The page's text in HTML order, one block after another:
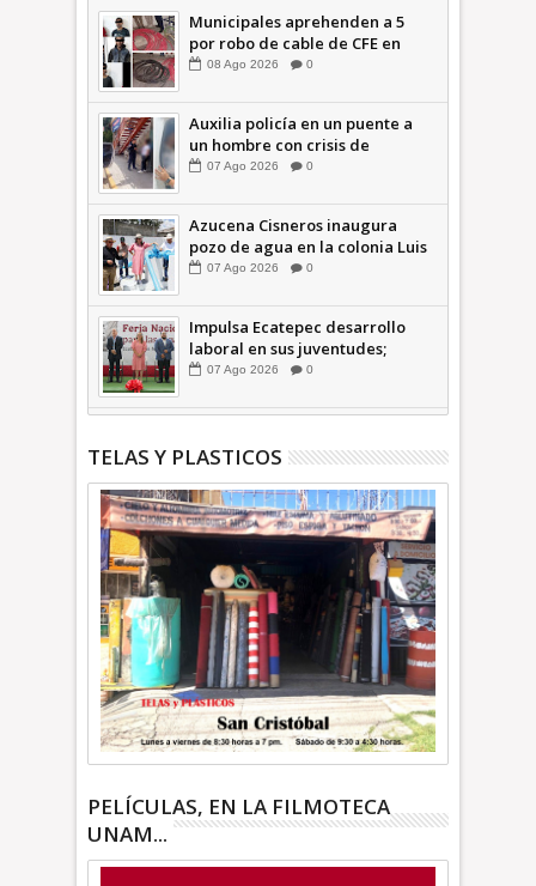
Municipales aprehenden a 5
por robo de cable de CFE en
Jardines de Casa Nueva +Video
08 Ago 2026 0
Auxilia policía en un puente a
un hombre con crisis de
ansiedad en la Vía Morelos |
07 Ago 2026 0
Azucena Cisneros inaugura
pozo de agua en la colonia Luis
Donaldo Colosio +Video |
07 Ago 2026 0
Impulsa Ecatepec desarrollo
laboral en sus juventudes;
inauguran Feria de Empleo y
INFORMATIVA
07 Ago 2026 0
TELAS Y PLASTICOS
PELÍCULAS, EN LA FILMOTECA
UNAM...